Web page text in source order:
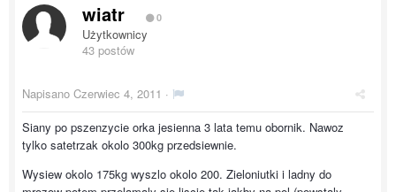
wiatr 0
Użytkownicy
43 postów
Napisano Czerwiec 4, 2011 ·
Siany po pszenzycie orka jesienna 3 lata temu obornik. Nawoz
tylko satetrzak okolo 300kg przedsiewnie.
Wysiew okolo 175kg wyszlo okolo 200. Zieloniutki i ladny do